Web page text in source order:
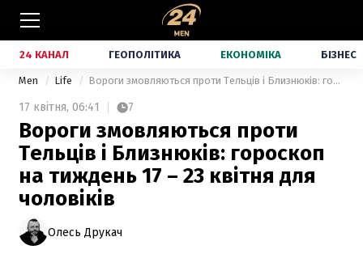
24 КАНАЛ ГЕОПОЛІТИКА ЕКОНОМІКА БІЗНЕС
Men Life Вороги змовляються проти Тельців і Близнюків: гороскоп на тиждень 17 – 23 квітня для чоловіків
17 квітня, 06:41 7
Вороги змовляються проти
Тельців і Близнюків: гороскоп
на тиждень 17 – 23 квітня для
чоловіків
Олесь Друкач